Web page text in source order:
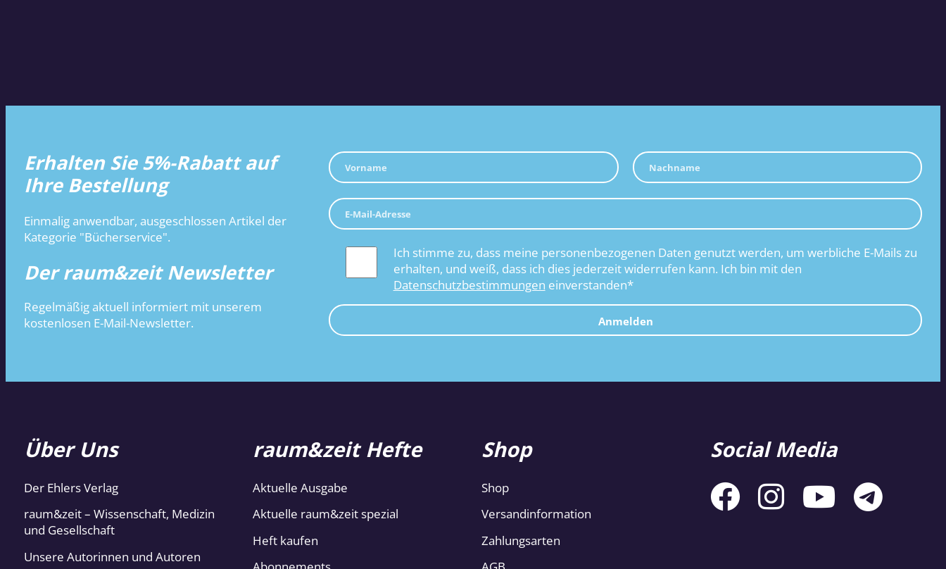
Erhalten Sie 5%-Rabatt auf
Ihre Bestellung
Einmalig anwendbar, ausgeschlossen Artikel der
Kategorie "Bücherservice".
Der raum&zeit Newsletter
Regelmäßig aktuell informiert mit unserem
kostenlosen E-Mail-Newsletter.
Ich stimme zu, dass meine personenbezogenen Daten genutzt werden, um werbliche E-Mails zu
erhalten, und weiß, dass ich dies jederzeit widerrufen kann. Ich bin mit den
Datenschutzbestimmungen einverstanden*
Anmelden
Über Uns
Der Ehlers Verlag
raum&zeit – Wissenschaft, Medizin
und Gesellschaft
Unsere Autorinnen und Autoren
raum&zeit Hefte
Aktuelle Ausgabe
Aktuelle raum&zeit spezial
Heft kaufen
Shop
Shop
Versandinformation
Zahlungsarten
Social Media